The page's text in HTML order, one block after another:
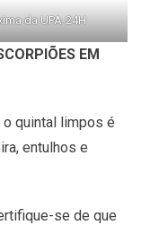
da UPA-24H
EM
o quintal limpos é
entulhos e
se de que